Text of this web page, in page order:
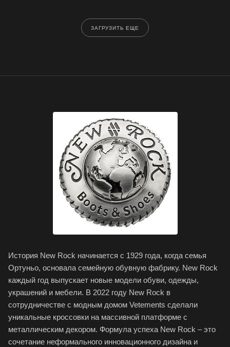
ЗАГРУЗИТЬ ЕЩЕ
История New Rock начинается c 1929 года, когда семья
Ортуньо, основала семейную обувную фабрику. New Rock
каждый год выпускает новые модели обуви, одежды,
украшений и мебели. В 2022 году New Rock в
сотрудничестве с модным домом Vetements сделали
уникальные кроссовки на массивной платформе с
металлическим декором. Формула успеха New Rock – это
сочетание неформального инновационного дизайна и